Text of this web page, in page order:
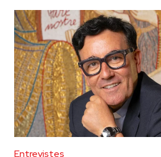
Entrevistes